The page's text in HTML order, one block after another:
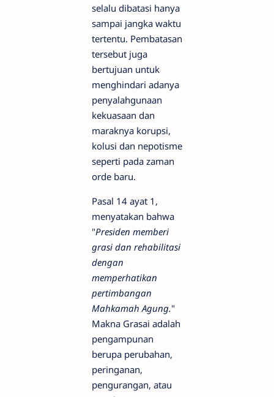
selalu dibatasi hanya
sampai jangka waktu
tertentu. Pembatasan
tersebut juga
bertujuan untuk
menghindari adanya
penyalahgunaan
kekuasaan dan
maraknya korupsi,
kolusi dan nepotisme
seperti pada zaman
orde baru.
Pasal 14 ayat 1,
menyatakan bahwa
"Presiden memberi
grasi dan rehabilitasi
dengan
memperhatikan
pertimbangan
Mahkamah Agung."
Makna Grasai adalah
pengampunan
berupa perubahan,
peringanan,
pengurangan, atau